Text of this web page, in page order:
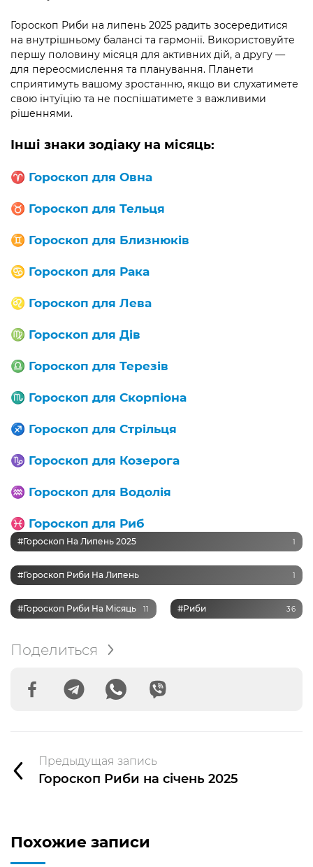
Гороскоп Риби на липень 2025 радить зосередитися
на внутрішньому балансі та гармонії. Використовуйте
першу половину місяця для активних дій, а другу —
для переосмислення та планування. Планети
сприятимуть вашому зростанню, якщо ви слухатимете
свою інтуїцію та не поспішатимете з важливими
рішеннями.
Інші знаки зодіаку на місяць:
♈️ Гороскоп для Овна
♉️ Гороскоп для Тельця
♊️ Гороскоп для Близнюків
♋️ Гороскоп для Рака
♌️ Гороскоп для Лева
♍️ Гороскоп для Дів
♎️ Гороскоп для Терезів
♏️ Гороскоп для Скорпіона
♐️ Гороскоп для Стрільця
♑️ Гороскоп для Козерога
♒️ Гороскоп для Водолія
♓️ Гороскоп для Риб
#Гороскоп На Липень 2025 1
#Гороскоп Риби На Липень 1
#Гороскоп Риби На Місяць 11 #Риби 36
Поделиться
Предыдущая запись
Гороскоп Риби на січень 2025
Похожие записи